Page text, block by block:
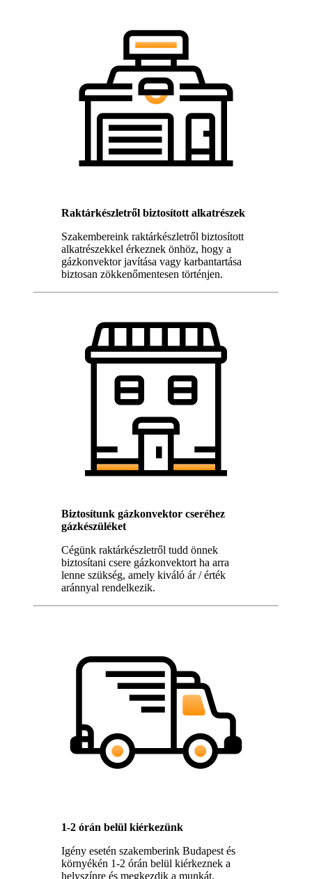
Raktárkészletről biztosított alkatrészek
Szakembereink raktárkészletről biztosított
alkatrészekkel érkeznek önhöz, hogy a
gázkonvektor javítása vagy karbantartása
biztosan zökkenőmentesen történjen.
Biztosítunk gázkonvektor cseréhez
gázkészüléket
Cégünk raktárkészletről tudd önnek
biztosítani csere gázkonvektort ha arra
lenne szükség, amely kiváló ár / érték
aránnyal rendelkezik.
1-2 órán belül kiérkezünk
Igény esetén szakemberink Budapest és
környékén 1-2 órán belül kiérkeznek a
helyszínre és megkezdik a munkát.